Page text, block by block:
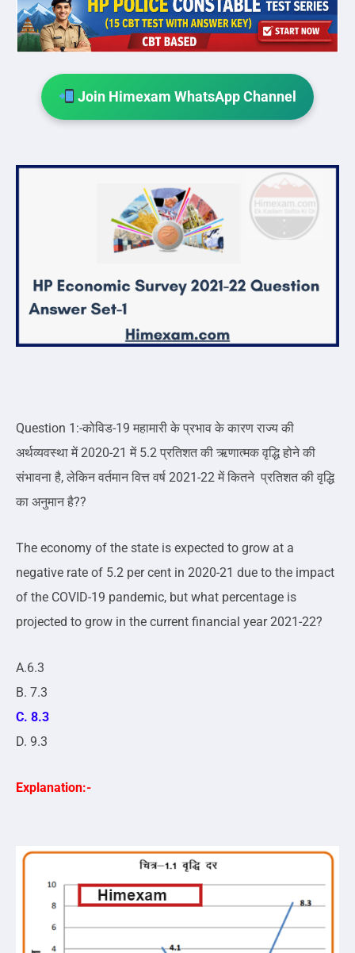
Join Himexam WhatsApp Channel
Question 1:-कोविड-19 महामारी के प्रभाव के कारण राज्य की
अर्थव्यवस्था में 2020-21 में 5.2 प्रतिशत की ऋणात्मक वृद्धि होने की
संभावना है, लेकिन वर्तमान वित्त वर्ष 2021-22 में कितने प्रतिशत की वृद्धि
का अनुमान है??
The economy of the state is expected to grow at a
negative rate of 5.2 per cent in 2020-21 due to the impact
of the COVID-19 pandemic, but what percentage is
projected to grow in the current financial year 2021-22?
A.6.3
B. 7.3
C. 8.3
D. 9.3
Explanation:-